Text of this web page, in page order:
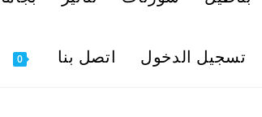
تسجيل الدخول اتصل بنا 0